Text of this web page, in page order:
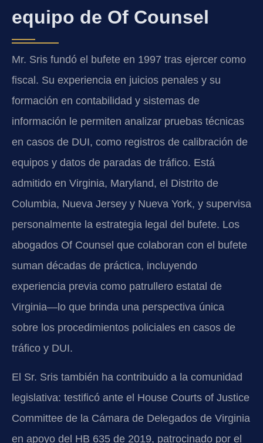
equipo de Of Counsel
Mr. Sris fundó el bufete en 1997 tras ejercer como
fiscal. Su experiencia en juicios penales y su
formación en contabilidad y sistemas de
información le permiten analizar pruebas técnicas
en casos de DUI, como registros de calibración de
equipos y datos de paradas de tráfico. Está
admitido en Virginia, Maryland, el Distrito de
Columbia, Nueva Jersey y Nueva York, y supervisa
personalmente la estrategia legal del bufete. Los
abogados Of Counsel que colaboran con el bufete
suman décadas de práctica, incluyendo
experiencia previa como patrullero estatal de
Virginia—lo que brinda una perspectiva única
sobre los procedimientos policiales en casos de
tráfico y DUI.
El Sr. Sris también ha contribuido a la comunidad
legislativa: testificó ante el House Courts of Justice
Committee de la Cámara de Delegados de Virginia
en apoyo del HB 635 de 2019, patrocinado por el